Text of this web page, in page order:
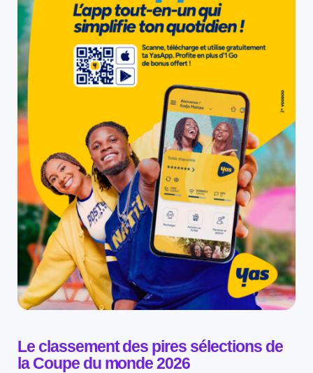
Le classement des pires sélections de
la Coupe du monde 2026